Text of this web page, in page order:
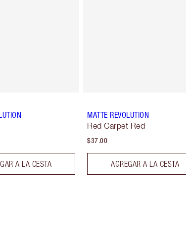
A LA CESTA
MATTE REVOLUTION
Red Carpet Red
$37.00
AGREGAR A LA CESTA